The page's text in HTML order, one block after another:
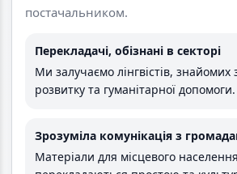
постачальником.
Перекладачі, обізнані в секторі
Ми залучаємо лінгвістів, знайомих
розвитку та гуманітарної допомоги.
Зрозуміла комунікація з
Матеріали для місцевого населення